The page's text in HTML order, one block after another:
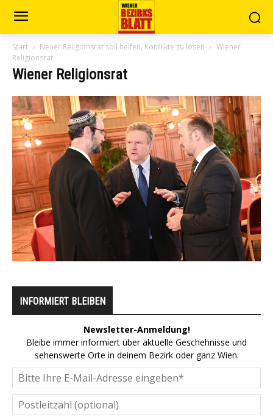
Start Neuer Religionsrat soll helfen, Konflikte zu lösen
Wiener
Religionsrat
Wiener Religionsrat
INFORMIERT BLEIBEN
Newsletter-Anmeldung!
Bleibe immer informiert über aktuelle Geschehnisse und
sehenswerte Orte in deinem Bezirk oder ganz Wien.